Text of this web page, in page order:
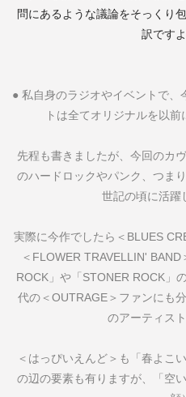
問にあるような議論をそっくり
訳ですよ
● 私自身のラジオやイベントで、
トは全てオリジナルを以前
先程も書きましたが、今回のカ
のハードロックやパンク、つま
世記の頃に活躍
実際に今作でしたら＜ BLUES
＜ FLOWER TRAVELLIN' BAND
ROCK 」や「 STONER ROCK 」
代の＜OUTRAGE＞ファンにも
のアーティス
＜はっぴいえんど＞も「春よこ
の辺の要素も有りますが、「空